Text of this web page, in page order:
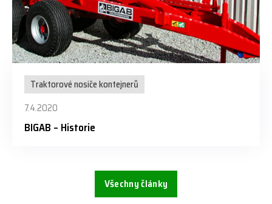
Traktorové nosiče kontejnerů
7.4.2020
BIGAB – Historie
Všechny články